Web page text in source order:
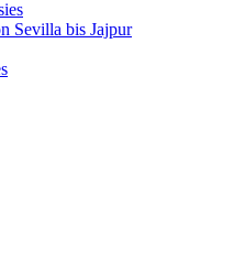
Sevilla bis Jajpur